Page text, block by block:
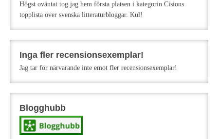
Högst oväntat tog jag hem första platsen i kategorin Cisions
topplista över svenska litteraturbloggar. Kul!
Inga fler recensionsexemplar!
Jag tar för närvarande inte emot fler recensionsexemplar!
Blogghubb